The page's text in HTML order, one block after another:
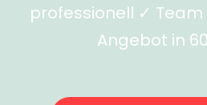
professionell ✓ Team
Angebot in